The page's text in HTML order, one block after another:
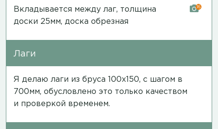
Вкладывается между лаг, толщина
доски 25мм, доска обрезная
16
Лаги
Я делаю лаги из бруса 100х150, с шагом в
700мм, обусловлено это только качеством
и проверкой временем.